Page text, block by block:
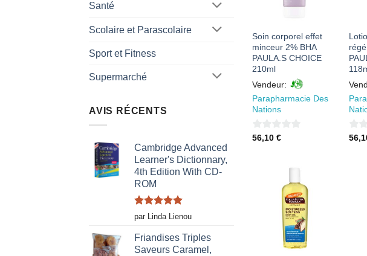
Santé
Scolaire et Parascolaire
Sport et Fitness
Supermarché
AVIS RÉCENTS
Cambridge Advanced
Learner's Dictionnary,
4th Edition With CD-
ROM
Note5sur
5
par Linda Lienou
Friandises Triples
Saveurs Caramel,
Soin corporel effet
minceur 2% BHA
PAULA.S CHOICE
210ml
Vendeur:
Parapharmacie Des
Nations
0
56,10 €
0
AJOUTER
À MES
FAVORIS